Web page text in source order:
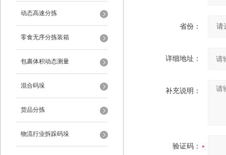
动态高速分拣
零食无序分拣装箱
包裹体积动态测量
混合码垛
货品分拣
物流行业拆跺码垛
省份：
详细地址：
补充说明：
验证码：